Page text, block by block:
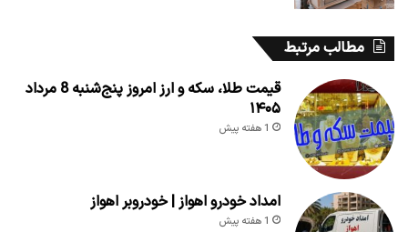
مطالب مرتبط
قیمت طلا، سکه و ارز امروز پنج‌شنبه 8 مرداد
۱۴۰۵
1 هفته پیش
امداد خودرو اهواز | خودروبر اهواز
1 هفته پیش